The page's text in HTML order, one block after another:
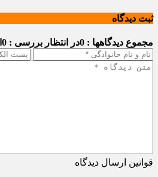
ثبت دیدگاه
مجموع دیدگاهها : 0 در انتظار بررسی : 0
قوانین ارسال دیدگاه